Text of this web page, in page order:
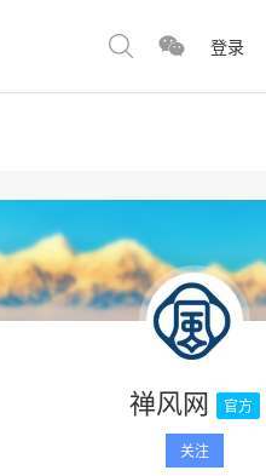
登录
禅风网 官方
关注